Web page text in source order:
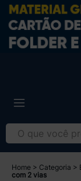
Home Categoria
com 2 vias